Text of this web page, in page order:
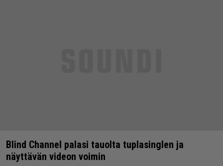
Blind Channel palasi tauolta tuplasinglen ja
näyttävän videon voimin